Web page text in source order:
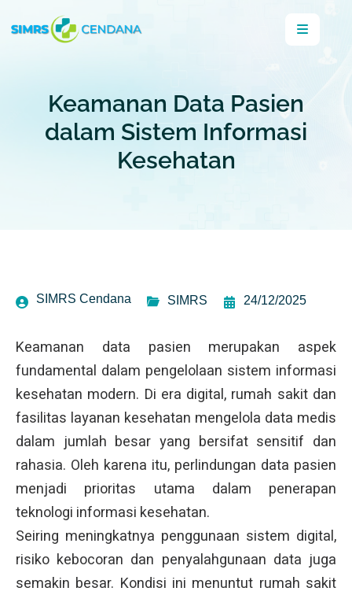
Keamanan Data Pasien
dalam Sistem Informasi
Kesehatan
SIMRS Cendana SIMRS 24/12/2025
Keamanan data pasien merupakan aspek
fundamental dalam pengelolaan sistem informasi
kesehatan modern. Di era digital, rumah sakit dan
fasilitas layanan kesehatan mengelola data medis
dalam jumlah besar yang bersifat sensitif dan
rahasia. Oleh karena itu, perlindungan data pasien
menjadi prioritas utama dalam penerapan
teknologi informasi kesehatan.
Seiring meningkatnya penggunaan sistem digital,
risiko kebocoran dan penyalahgunaan data juga
semakin besar. Kondisi ini menuntut rumah sakit